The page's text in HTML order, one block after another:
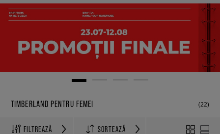
TIMBERLAND PENTRU FEMEI (22)
FILTREAZĂ SORTEAZĂ